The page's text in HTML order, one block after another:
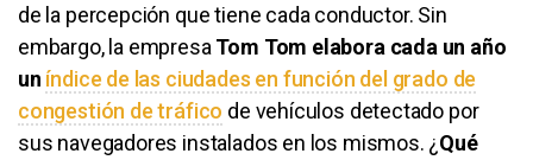
de la percepción que tiene cada conductor. Sin
embargo, la empresa Tom Tom elabora cada un año
un índice de las ciudades en función del grado de
congestión de tráfico de vehículos detectado por
sus navegadores instalados en los mismos. ¿Qué